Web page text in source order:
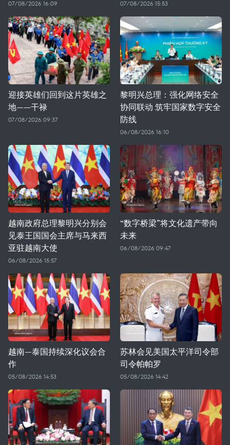
07/08/2026 16:09 07/08/2026 15:53
迎接英雄们回到这片英雄之
地——干禄
07/08/2026 09:37
黎明兴总理：强化网络安全
协同联动 筑牢国家数字安全
防线
06/08/2026 16:10
越南政府总理黎明兴分别会
见泰王国国会主席与马来西
亚驻越南大使
06/08/2026 15:57
“数字桥梁”将文化遗产带向
未来
06/08/2026 09:47
越南—泰国持续深化议会合
作
05/08/2026 14:53
苏林会见美国太平洋司令部
司令帕帕罗
05/08/2026 14:42